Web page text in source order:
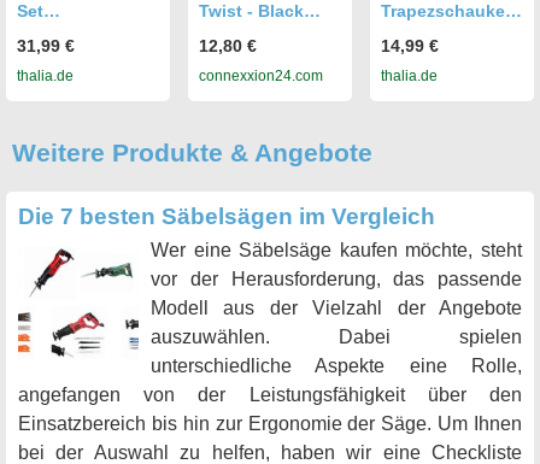
Set
Trapezschaukel
Turnringe
31,99 €
thalia.de
Twist - Black
12,80 €
connexxion24.com
Trapezschaukel
Line
14,99 €
thalia.de
Weitere Produkte & Angebote
Die 7 besten Säbelsägen im Vergleich
Wer eine Säbelsäge kaufen möchte, steht
vor der Herausforderung, das passende
Modell aus der Vielzahl der Angebote
auszuwählen. Dabei spielen
unterschiedliche Aspekte eine Rolle,
angefangen von der Leistungsfähigkeit über den
Einsatzbereich bis hin zur Ergonomie der Säge. Um Ihnen
bei der Auswahl zu helfen, haben wir eine Checkliste